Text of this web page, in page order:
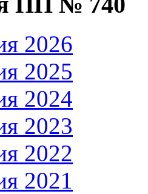
2026
2025
2024
2023
2022
2021